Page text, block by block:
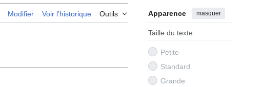
Modifier Voir l’historique Outils Apparence masquer
Taille du texte
Petite
Standard
Grande